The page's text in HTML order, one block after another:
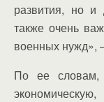
развития, но и
также очень
военных нужд»,
По ее словам,